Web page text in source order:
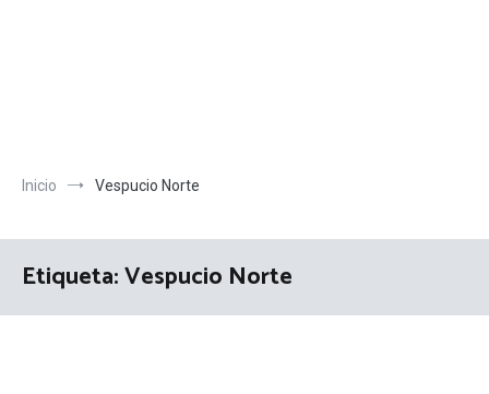
Inicio Vespucio Norte
Etiqueta:Vespucio Norte